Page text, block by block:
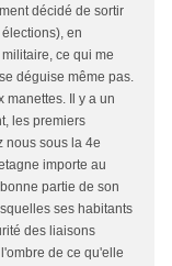
décidé de sortir
en
ce qui me
déguise même pas.
manettes. Il y a un
les premiers
nous sous la 4e
importe au
partie de son
ses habitants
des liaisons
de ce qu'elle